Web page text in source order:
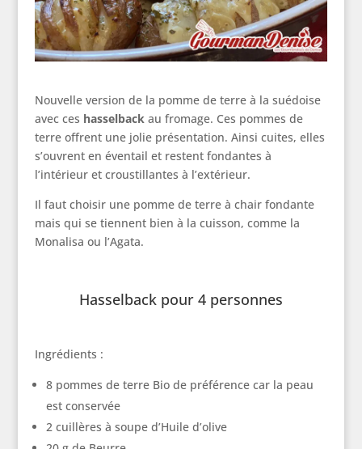
Nouvelle version de la pomme de terre à la suédoise
avec ces hasselbackau fromage. Ces pommes de
terre offrent une jolie présentation. Ainsi cuites, elles
s’ouvrent en éventail et restent fondantes à
l’intérieur et croustillantes à l’extérieur.
Il faut choisir une pomme de terre à chair fondante
mais qui se tiennent bien à la cuisson, comme la
Monalisa ou l’Agata.
Hasselback pour 4 personnes
Ingrédients :
8 pommes de terre Bio de préférence car la peau
est conservée
2 cuillères à soupe d’Huile d’olive